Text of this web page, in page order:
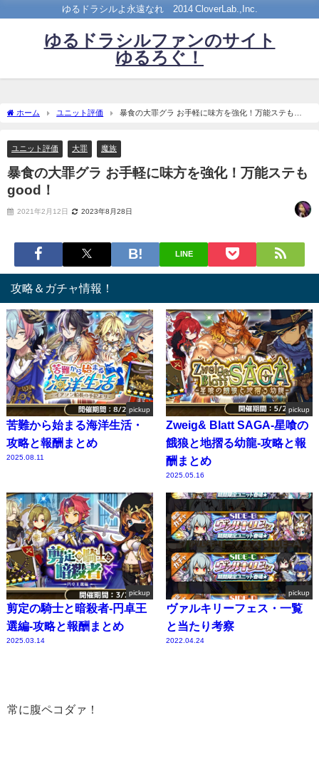
ゆるドラシルよ永遠なれ©2014 CloverLab.,Inc.
ゆるドラシルファンのサイト
ゆるろぐ！
ホーム ユニット評価
暴食の大罪グラ お手軽に味方を強化！万能ステも
ユニット評価 大罪 魔族
暴食の大罪グラ お手軽に味方を強化！万能ステも
good！
2021年2月12日 2023年8月28日
LINE
攻略＆ガチャ情報！
pickup
苦難から始まる海洋生活・
攻略と報酬まとめ
2025.08.11
pickup
Zweig& Blatt SAGA-星喰の
餓狼と地摺る幼龍-攻略と報
酬まとめ
2025.05.16
pickup
剪定の騎士と暗殺者-円卓王
選編-攻略と報酬まとめ
2025.03.14
pickup
ヴァルキリーフェス・一覧
と当たり考察
2022.04.24
常に腹ペコダァ！